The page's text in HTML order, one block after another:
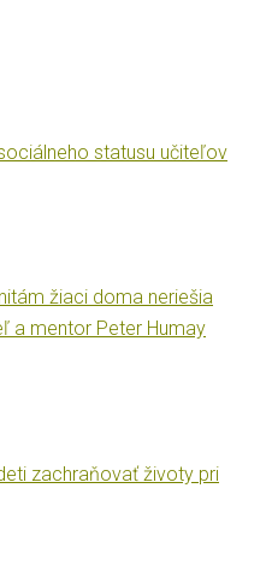
statusu učiteľov
žiaci doma neriešia
a mentor Peter Humay
zachraňovať životy pri